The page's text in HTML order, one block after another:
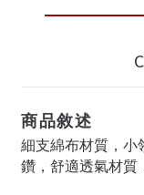
商品敘述
細支綿布材質，小
鑽，舒適透氣材質